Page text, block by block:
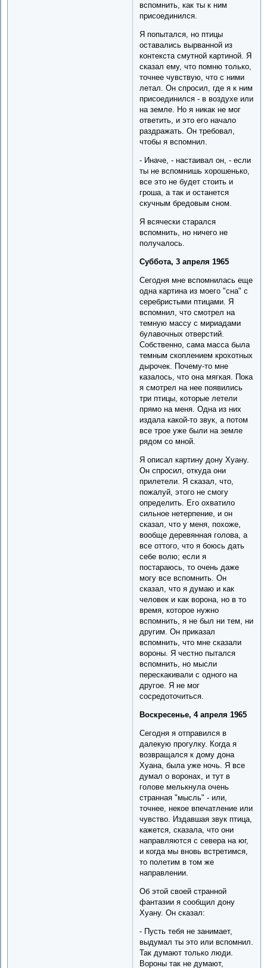
вспомнить, как ты к ним
присоединился.
Я попытался, но птицы
оставались вырванной из
контекста смутной картиной. Я
сказал ему, что помню только,
точнее чувствую, что с ними
летал. Он спросил, где я к ним
присоединился - в воздухе или
на земле. Но я никак не мог
ответить, и это его начало
раздражать. Он требовал,
чтобы я вспомнил.
- Иначе, - настаивал он, - если
ты не вспомнишь хорошенько,
все это не будет стоить и
гроша, а так и останется
скучным бредовым сном.
Я всячески старался
вспомнить, но ничего не
получалось.
Суббота, 3 апреля 1965
Сегодня мне вспомнилась еще
одна картина из моего "сна" с
серебристыми птицами. Я
вспомнил, что смотрел на
темную массу с мириадами
булавочных отверстий.
Собственно, сама масса была
темным скоплением крохотных
дырочек. Почему-то мне
казалось, что она мягкая. Пока
я смотрел на нее появились
три птицы, которые летели
прямо на меня. Одна из них
издала какой-то звук, а потом
все трое уже были на земле
рядом со мной.
Я описал картину дону Хуану.
Он спросил, откуда они
прилетели. Я сказал, что,
пожалуй, этого не смогу
определить. Его охватило
сильное нетерпение, и он
сказал, что у меня, похоже,
вообще деревянная голова, а
все оттого, что я боюсь дать
себе волю; если я
постараюсь, то очень даже
могу все вспомнить. Он
сказал, что я думаю и как
человек и как ворона, но в то
время, которое нужно
вспомнить, я не был ни тем, ни
другим. Он приказал
вспомнить, что мне сказали
вороны. Я честно пытался
вспомнить, но мысли
перескакивали с одного на
другое. Я не мог
сосредоточиться.
Воскресенье, 4 апреля 1965
Сегодня я отправился в
далекую прогулку. Когда я
возвращался к дому дона
Хуана, была уже ночь. Я все
думал о воронах, и тут в
голове мелькнула очень
странная "мысль" - или,
точнее, некое впечатление или
чувство. Издавшая звук птица,
кажется, сказала, что они
направляются с севера на юг,
и когда мы вновь встретимся,
то полетим в том же
направлении.
Об этой своей странной
фантазии я сообщил дону
Хуану. Он сказал:
- Пусть тебя не занимает,
выдумал ты это или вспомнил.
Так думают только люди.
Вороны так не думают,